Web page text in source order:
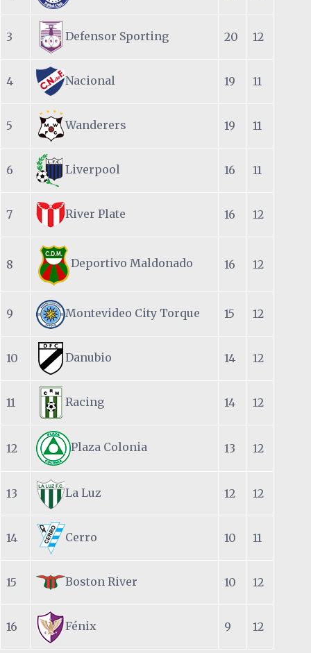
3 Defensor Sporting 20 12
4 Nacional 19 11
5 Wanderers 19 11
6 Liverpool 16 11
7 River Plate 16 12
8 Deportivo Maldonado 16 12
9 Montevideo City Torque 15 12
10 Danubio 14 12
11 Racing 14 12
12 Plaza Colonia 13 12
13 La Luz 12 12
14 Cerro 10 11
15 Boston River 10 12
16 Fénix 9 12